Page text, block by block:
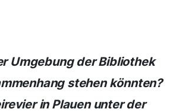
Umgebung der Bibliothek
stehen könnten?
in Plauen unter der